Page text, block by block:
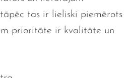
tas ir lieliski piemērots
prioritāte ir kvalitāte un